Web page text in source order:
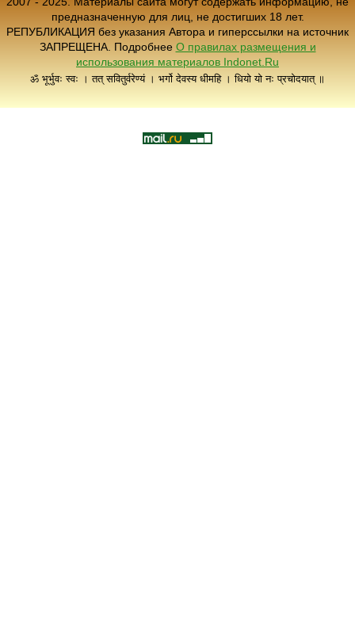
предназначенную для лиц, не достигших 18 лет.
РЕПУБЛИКАЦИЯ без указания Автора и гиперссылки на источник
ЗАПРЕЩЕНА. Подробнее О правилах размещения и
использования материалов Indonet.Ru
ॐ भूर्भुवः स्वः । तत् सवितुर्वरेण्यं । भर्गो देवस्य धीमहि । धियो यो नः प्रचोदयात् ॥